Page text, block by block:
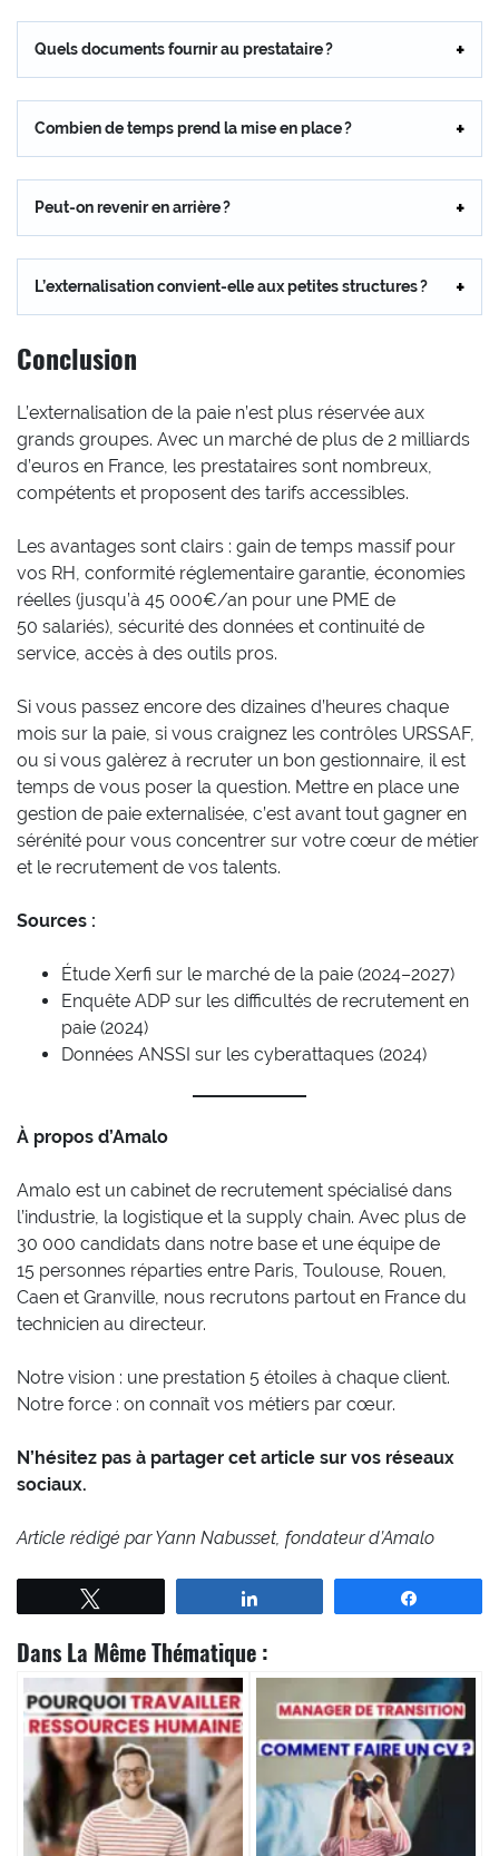
Quels documents fournir au prestataire ?
Combien de temps prend la mise en place ?
Peut-on revenir en arrière ?
L’externalisation convient-elle aux petites structures ?
Conclusion
L’externalisation de la paie n’est plus réservée aux
grands groupes. Avec un marché de plus de 2 milliards
d’euros en France, les prestataires sont nombreux,
compétents et proposent des tarifs accessibles.
Les avantages sont clairs : gain de temps massif pour
vos RH, conformité réglementaire garantie, économies
réelles (jusqu’à 45 000€/an pour une PME de
50 salariés), sécurité des données et continuité de
service, accès à des outils pros.
Si vous passez encore des dizaines d’heures chaque
mois sur la paie, si vous craignez les contrôles URSSAF,
ou si vous galèrez à recruter un bon gestionnaire, il est
temps de vous poser la question. Mettre en place une
gestion de paie externalisée, c’est avant tout gagner en
sérénité pour vous concentrer sur votre cœur de métier
et le recrutement de vos talents.
Sources :
Étude Xerfi sur le marché de la paie (2024–2027)
Enquête ADP sur les difficultés de recrutement en
paie (2024)
Données ANSSI sur les cyberattaques (2024)
À propos d’Amalo
Amalo est un cabinet de recrutement spécialisé dans
l’industrie, la logistique et la supply chain. Avec plus de
30 000 candidats dans notre base et une équipe de
15 personnes réparties entre Paris, Toulouse, Rouen,
Caen et Granville, nous recrutons partout en France du
technicien au directeur.
Notre vision : une prestation 5 étoiles à chaque client.
Notre force : on connaît vos métiers par cœur.
N’hésitez pas à partager cet article sur vos réseaux
sociaux.
Article rédigé par Yann Nabusset, fondateur d’Amalo
Dans La Même Thématique :